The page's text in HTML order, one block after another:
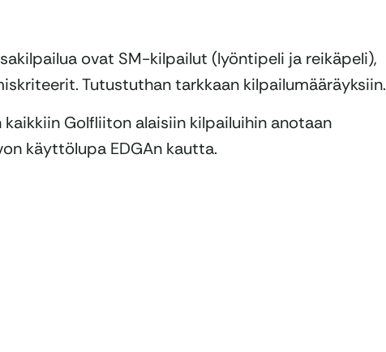
ovat SM-kilpailut (lyöntipeli ja reikäpeli),
Tutustuthan tarkkaan kilpailumääräyksiin.
Golfliiton alaisiin kilpailuihin anotaan
käyttölupa EDGAn kautta.